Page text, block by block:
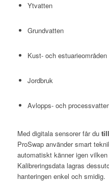
Ytvatten
Grundvatten
Kust- och estuarieområden
Jordbruk
Avlopps- och
Med digitala sensorer får du
ProSwap använder smart
automatiskt känner igen
Kalibreringsdata lagras
hanteringen enkel och smidig.